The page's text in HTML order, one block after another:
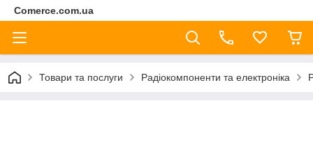
Comerce.com.ua
Товари та послуги Радіокомпоненти та електроніка